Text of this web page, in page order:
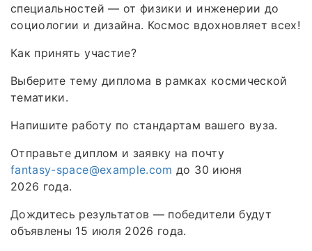
специальностей — от физики и инженерии до
социологии и дизайна. Космос вдохновляет всех!
Как принять участие?
Выберите тему диплома в рамках космической
тематики.
Напишите работу по стандартам вашего вуза.
Отправьте диплом и заявку на почту
fantasy-space@example.com до 30 июня
2026 года.
Дождитесь результатов — победители будут
объявлены 15 июля 2026 года.